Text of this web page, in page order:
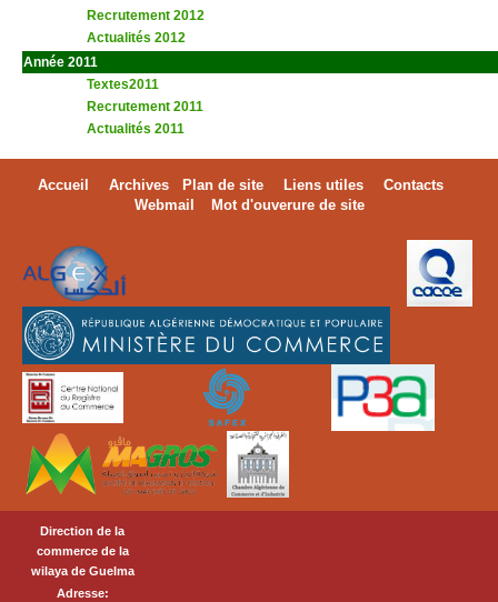
Recrutement 2012
Actualités 2012
Année 2011
Textes2011
Recrutement 2011
Actualités 2011
Accueil Archives Plan de site Liens utiles
Contacts
Webmail
Mot d'ouverure de site
Direction de la
commerce de la
wilaya de Guelma
Adresse: